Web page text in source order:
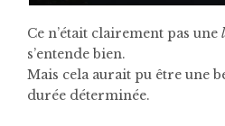
Ce n’était clairement pas une
s’entende bien.
Mais cela aurait pu être une
durée déterminée.